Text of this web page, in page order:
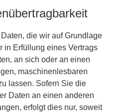
die wir auf Grundlage
in Erfüllung eines Vertrags
an sich oder an einen
maschinenlesbaren
lassen. Sofern Sie die
Daten an einen anderen
erfolgt dies nur, soweit